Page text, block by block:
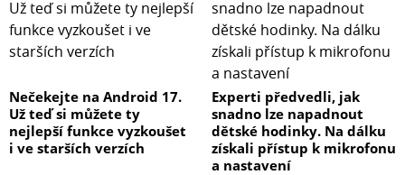
Nečekejte na Android 17.
Už teď si můžete ty
nejlepší funkce vyzkoušet
i ve starších verzích
Experti předvedli, jak
snadno lze napadnout
dětské hodinky. Na dálku
získali přístup k mikrofonu
a nastavení